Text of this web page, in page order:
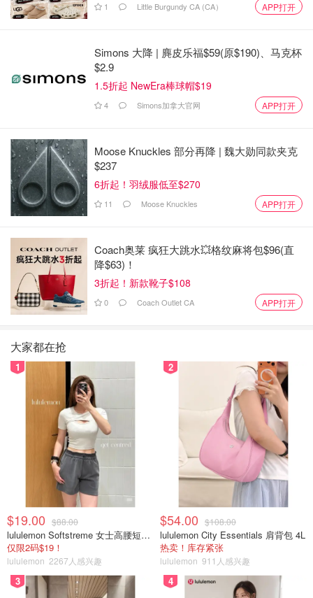
1 Little Burgundy CA (CA） APP打开
Simons 大降 | 麂皮乐福$59(原$190)、马克杯
$2.9
1.5折起 NewEra棒球帽$19
4 Simons加拿大官网 APP打开
Moose Knuckles 部分再降 | 魏大勋同款夹克
$237
6折起！羽绒服低至$270
11 Moose Knuckles APP打开
Coach奥莱 疯狂大跳水💥格纹麻将包$96(直
降$63)！
3折起！新款靴子$108
0 Coach Outlet CA APP打开
大家都在抢
1
$19.00 $88.00
lululemon Softstreme 女士高腰短裤 10cm
仅限2码$19！
lululemon 2267人感兴趣
2
$54.00 $108.00
lululemon City Essentials 肩背包 4L
热卖！库存紧张
lululemon 911人感兴趣
3 4